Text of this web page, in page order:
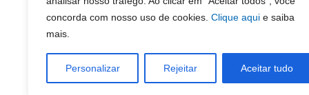
concorda com nosso uso de cookies. Clique aqui e saiba
mais.
Personalizar Rejeitar Aceitar tudo